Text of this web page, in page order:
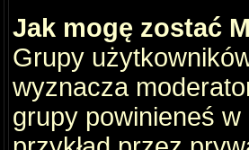
Jak mogę zostać
Grupy
wyznacza
grupy powinieneś